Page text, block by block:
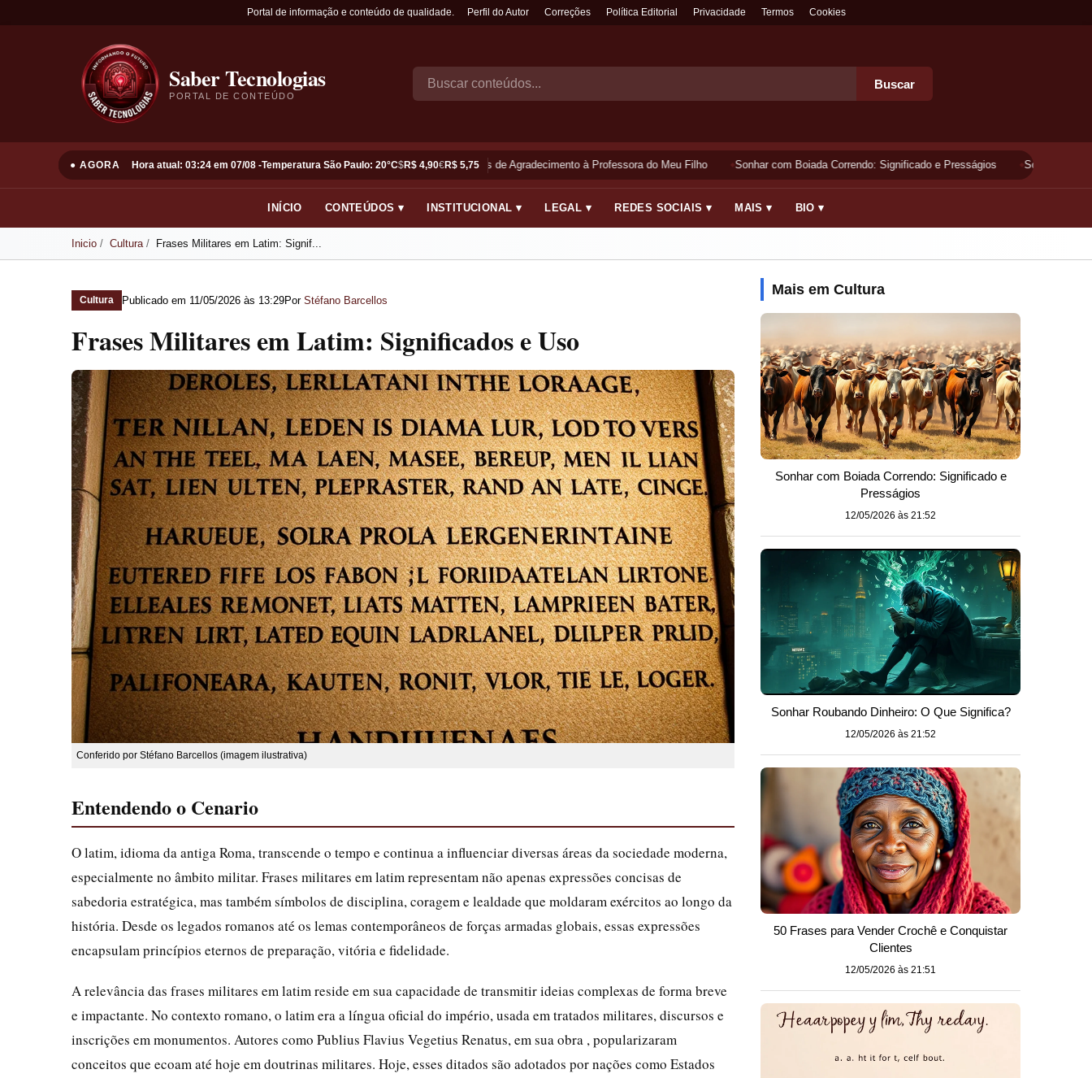
Portal de informação e conteúdo de qualidade. Perfil do Autor Correções Política Editorial Privacidade Termos Cookies
Saber Tecnologias
PORTAL DE CONTEÚDO
Buscar
● AGORA Hora atual: 03:24 em 07/08 -Temperatura São Paulo: 20°C$R$ 4,90€R$ 5,75
Frases de Agradecimento à Professora do Meu Filho Sonhar com Boiada Correndo: Significado e Presságios Sonhar
INÍCIO CONTEÚDOS ▾ INSTITUCIONAL ▾ LEGAL ▾ REDES SOCIAIS ▾ MAIS ▾ BIO ▾
Inicio Cultura Frases Militares em Latim: Signif...
Cultura Publicado em 11/05/2026 às 13:29Por Stéfano Barcellos
Frases Militares em Latim: Significados e Uso
Conferido por Stéfano Barcellos (imagem ilustrativa)
Entendendo o Cenario
O latim, idioma da antiga Roma, transcende o tempo e continua a influenciar diversas áreas da sociedade moderna,
especialmente no âmbito militar. Frases militares em latim representam não apenas expressões concisas de
sabedoria estratégica, mas também símbolos de disciplina, coragem e lealdade que moldaram exércitos ao longo da
história. Desde os legados romanos até os lemas contemporâneos de forças armadas globais, essas expressões
encapsulam princípios eternos de preparação, vitória e fidelidade.
A relevância das frases militares em latim reside em sua capacidade de transmitir ideias complexas de forma breve
e impactante. No contexto romano, o latim era a língua oficial do império, usada em tratados militares, discursos e
inscrições em monumentos. Autores como Publius Flavius Vegetius Renatus, em sua obra , popularizaram
conceitos que ecoam até hoje em doutrinas militares. Hoje, esses ditados são adotados por nações como Estados
Mais em Cultura
Sonhar com Boiada Correndo: Significado e
Presságios
12/05/2026 às 21:52
Sonhar Roubando Dinheiro: O Que Significa?
12/05/2026 às 21:52
50 Frases para Vender Crochê e Conquistar
Clientes
12/05/2026 às 21:51